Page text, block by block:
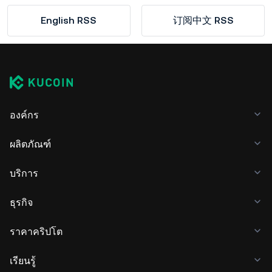
English RSS 订阅中文 RSS
องค์กร
ผลิตภัณฑ์
บริการ
ธุรกิจ
ราคาคริปโต
เรียนรู้